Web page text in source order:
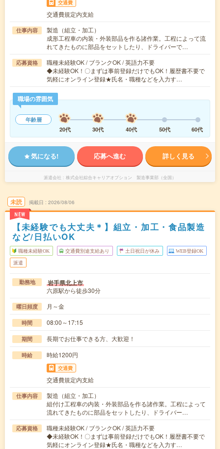
交通費
交通費規定内支給
仕事内容
製造（組立・加工）
成形工程車の内装・外装部品を作る諸作業。工程によって流
れてきたものに部品をセットしたり、ドライバーで…
応募資格
職種未経験OK / ブランクOK / 英語力不要
◆未経験OK！〇まずは事前登録だけでもOK！履歴書不要で
気軽にオンライン登録★氏名・職種などを入力す…
職場の雰囲気
年齢層
20代
30代 40代 50代 60代
気になる! 応募へ進む 詳しく見る
派遣会社 株式会社綜合キャリアオプション 製造事業部（全国）
未読
NEW
掲載日 2026/08/06
【未経験でも大丈夫＊】組立・加工・食品製造
など/日払いOK
職種未経験OK 交通費別途支給あり 土日祝日が休み WEB登録OK
派遣
勤務地 岩手県北上市
六原駅から徒歩30分
曜日頻度 月～金
時間 08:00～17:15
期間 長期でお仕事できる方、大歓迎！
時給 時給1200円
交通費
交通費規定内支給
仕事内容
製造（組立・加工）
組付け工程車の内装・外装部品を作る諸作業。工程によって
流れてきたものに部品をセットしたり、ドライバー…
応募資格
職種未経験OK / ブランクOK / 英語力不要
◆未経験OK！〇まずは事前登録だけでもOK！履歴書不要で
気軽にオンライン登録★氏名・職種などを入力す…